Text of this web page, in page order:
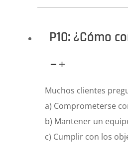
P10: ¿Cómo
Muchos clientes
a) Comprometerse
b) Mantener un
c) Cumplir con los